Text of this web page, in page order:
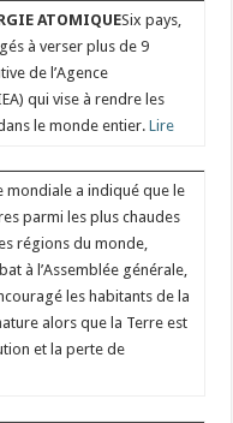
ATOMIQUESix pays,
à verser plus de 9
de l’Agence
qui vise à rendre les
le monde entier.Lire
mondiale a indiqué que le
parmi les plus chaudes
régions du monde,
à l’Assemblée générale,
les habitants de la
alors que la Terre est
et la perte de